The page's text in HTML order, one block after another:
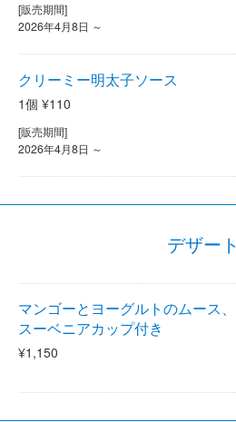
[販売期間]
2026年4月8日 ～
クリーミー明太子ソース
1個 ¥110
[販売期間]
2026年4月8日 ～
デザート
マンゴーとヨーグルトのムース、
スーベニアカップ付き
¥1,150